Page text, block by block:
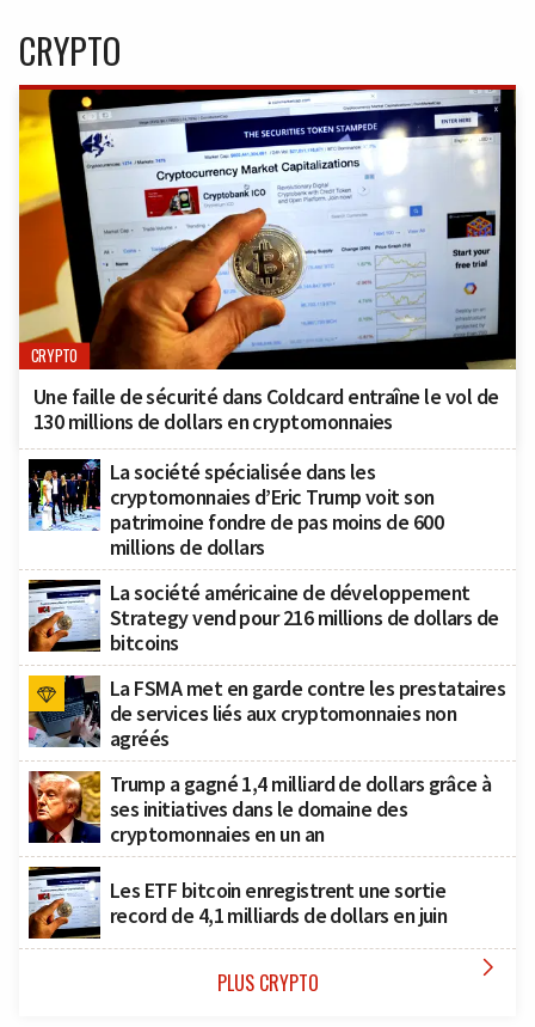
CRYPTO
CRYPTO
Une faille de sécurité dans Coldcard entraîne le vol de
130 millions de dollars en cryptomonnaies
La société spécialisée dans les
cryptomonnaies d’Eric Trump voit son
patrimoine fondre de pas moins de 600
millions de dollars
La société américaine de développement
Strategy vend pour 216 millions de dollars de
bitcoins
La FSMA met en garde contre les prestataires
de services liés aux cryptomonnaies non
agréés
Trump a gagné 1,4 milliard de dollars grâce à
ses initiatives dans le domaine des
cryptomonnaies en un an
Les ETF bitcoin enregistrent une sortie
record de 4,1 milliards de dollars en juin
PLUS CRYPTO 